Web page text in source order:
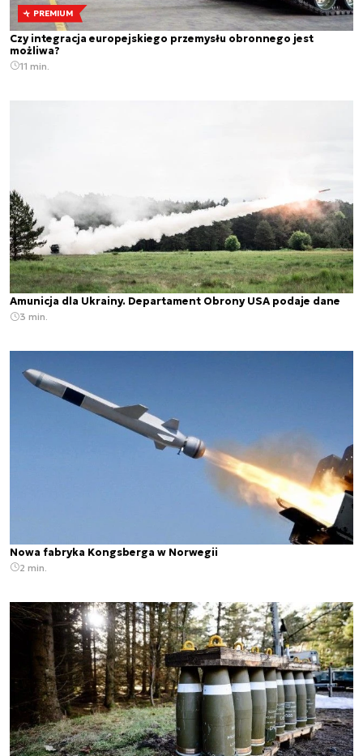
PREMIUM
Czy integracja europejskiego przemysłu obronnego jest
możliwa?
11 min.
Amunicja dla Ukrainy. Departament Obrony USA podaje dane
3 min.
Nowa fabryka Kongsberga w Norwegii
2 min.